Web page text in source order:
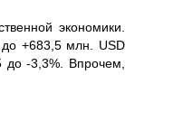
экономики.
+683,5 млн. USD
до -3,3%. Впрочем,